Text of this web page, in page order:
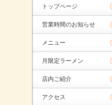
トップページ
営業時間のお知らせ
メニュー
月限定ラーメン
店内ご紹介
アクセス